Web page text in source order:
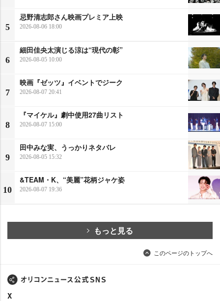
5
忌野清志郎さん映画プレミア上映
2026-08-06 18:00
6
細田佳央太演じる涼は“現代の彰”
2026-08-05 10:00
7
映画『ゼッツ』イベントでジーク
2026-08-07 20:41
8
『マイケル』劇中使用27曲リスト
2026-08-07 15:00
9
田中みな実、うっかりネタバレ
2026-08-05 15:32
10
&TEAM・K、“美麗”花柄ジャケ姿
2026-08-07 19:36
もっと見る
このページのトップへ
X